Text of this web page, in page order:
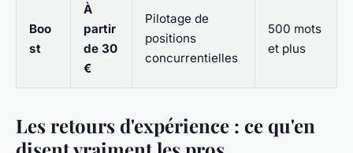
Boo
st
À
partir
de 30
€
Pilotage de
positions
concurrentielles
500 mots
et plus
Les retours d'expérience : ce qu'en